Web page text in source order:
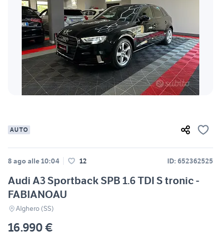
AUTO
8 ago alle 10:04 12 ID: 652362525
Audi A3 Sportback SPB 1.6 TDI S tronic -
FABIANOAU
Alghero (SS)
16.990 €